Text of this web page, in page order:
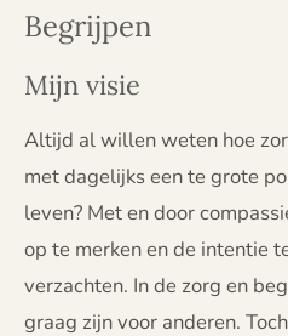
Begrijpen
Mijn visie
Altijd al willen weten hoe
met dagelijks een te grote
leven? Met en door
op te merken en de intentie
verzachten. In de zorg en
graag zijn voor anderen.